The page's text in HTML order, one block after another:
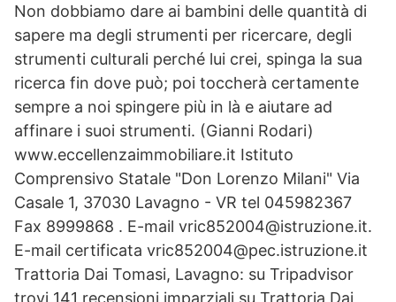
Non dobbiamo dare ai bambini delle quantità di
sapere ma degli strumenti per ricercare, degli
strumenti culturali perché lui crei, spinga la sua
ricerca fin dove può; poi toccherà certamente
sempre a noi spingere più in là e aiutare ad
affinare i suoi strumenti. (Gianni Rodari)
www.eccellenzaimmobiliare.it Istituto
Comprensivo Statale "Don Lorenzo Milani" Via
Casale 1, 37030 Lavagno - VR tel 045982367
Fax 8999868 . E-mail vric852004@istruzione.it.
E-mail certificata vric852004@pec.istruzione.it
Trattoria Dai Tomasi, Lavagno: su Tripadvisor
trovi 141 recensioni imparziali su Trattoria Dai